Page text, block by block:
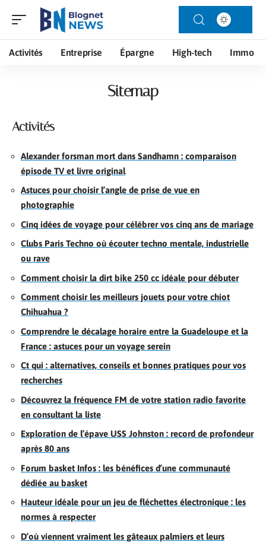
Activités Entreprise Épargne High-tech Immo
Sitemap
Activités
Alexander forsman mort dans Sandhamn : comparaison
épisode TV et livre original
Astuces pour choisir l’angle de prise de vue en
photographie
Cinq idées de voyage pour célébrer vos cinq ans de mariage
Clubs Paris Techno où écouter techno mentale, industrielle
ou rave
Comment choisir la dirt bike 250 cc idéale pour débuter
Comment choisir les meilleurs jouets pour votre chiot
Chihuahua ?
Comprendre le décalage horaire entre la Guadeloupe et la
France : astuces pour un voyage serein
Ct qui : alternatives, conseils et bonnes pratiques pour vos
recherches
Découvrez la fréquence FM de votre station radio favorite
en consultant la liste
Exploration de l’épave USS Johnston : record de profondeur
après 80 ans
Forum basket Infos : les bénéfices d’une communauté
dédiée au basket
Hauteur idéale pour un jeu de fléchettes électronique : les
normes à respecter
D’où viennent vraiment les gâteaux palmiers et leurs